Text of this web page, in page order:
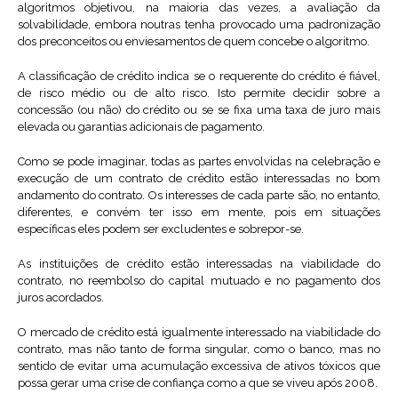
algoritmos objetivou, na maioria das vezes, a avaliação da
solvabilidade, embora noutras tenha provocado uma padronização
dos preconceitos ou enviesamentos de quem concebe o algoritmo.
A classificação de crédito indica se o requerente do crédito é fiável,
de risco médio ou de alto risco. Isto permite decidir sobre a
concessão (ou não) do crédito ou se se fixa uma taxa de juro mais
elevada ou garantias adicionais de pagamento.
Como se pode imaginar, todas as partes envolvidas na celebração e
execução de um contrato de crédito estão interessadas no bom
andamento do contrato. Os interesses de cada parte são, no entanto,
diferentes, e convém ter isso em mente, pois em situações
específicas eles podem ser excludentes e sobrepor-se.
As instituições de crédito estão interessadas na viabilidade do
contrato, no reembolso do capital mutuado e no pagamento dos
juros acordados.
O mercado de crédito está igualmente interessado na viabilidade do
contrato, mas não tanto de forma singular, como o banco, mas no
sentido de evitar uma acumulação excessiva de ativos tóxicos que
possa gerar uma crise de confiança como a que se viveu após 2008.